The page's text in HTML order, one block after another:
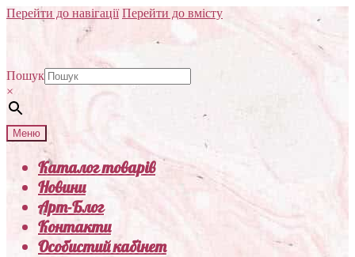
Перейти до навігації Перейти до вмісту
Пошук
×
Меню
Каталог товарів
Новини
Арт-Блог
Контакти
Особистий кабінет